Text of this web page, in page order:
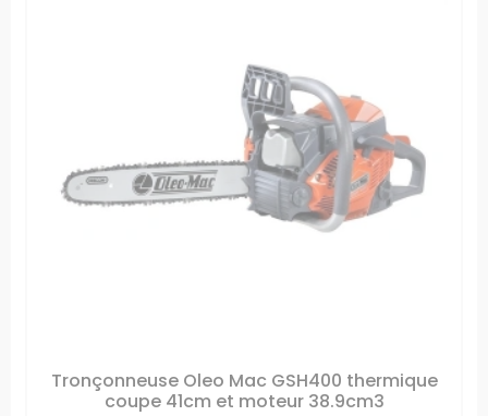
Tronçonneuse Oleo Mac GSH400 thermique
coupe 41cm et moteur 38.9cm3